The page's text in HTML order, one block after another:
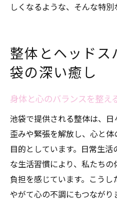
しくなるような、そんな特別
整体とヘッドス
袋の深い癒し
身体と心のバランスを整え
池袋で提供される整体は、
歪みや緊張を解放し、心と
目的としています。日常生
な生活習慣により、私たち
負担を感じています。こうし
やがて心の不調にもつなが